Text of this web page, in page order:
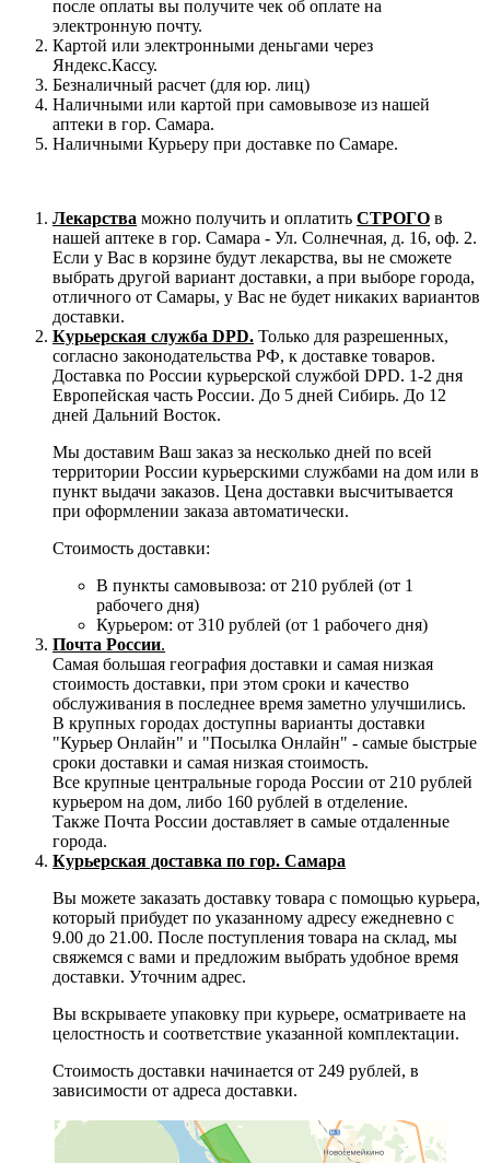
после оплаты вы получите чек об оплате на
электронную почту.
Картой или электронными деньгами через
Яндекс.Кассу.
Безналичный расчет (для юр. лиц)
Наличными или картой при самовывозе из нашей
аптеки в гор. Самара.
Наличными Курьеру при доставке по Самаре.
Лекарства можно получить и оплатить СТРОГО в
нашей аптеке в гор. Самара - Ул. Солнечная, д. 16, оф. 2.
Если у Вас в корзине будут лекарства, вы не сможете
выбрать другой вариант доставки, а при выборе города,
отличного от Самары, у Вас не будет никаких вариантов
доставки.
Курьерская служба DPD. Только для разрешенных,
согласно законодательства РФ, к доставке товаров.
Доставка по России курьерской службой DPD. 1-2 дня
Европейская часть России. До 5 дней Сибирь. До 12
дней Дальний Восток.
Мы доставим Ваш заказ за несколько дней по всей
территории России курьерскими службами на дом или в
пункт выдачи заказов. Цена доставки высчитывается
при оформлении заказа автоматически.
Стоимость доставки:
В пункты самовывоза: от 210 рублей (от 1
рабочего дня)
Курьером: от 310 рублей (от 1 рабочего дня)
Почта России.
Самая большая география доставки и самая низкая
стоимость доставки, при этом сроки и качество
обслуживания в последнее время заметно улучшились.
В крупных городах доступны варианты доставки
"Курьер Онлайн" и "Посылка Онлайн" - самые быстрые
сроки доставки и самая низкая стоимость.
Все крупные центральные города России от 210 рублей
курьером на дом, либо 160 рублей в отделение.
Также Почта России доставляет в самые отдаленные
города.
Курьерская доставка по гор. Самара
Вы можете заказать доставку товара с помощью курьера,
который прибудет по указанному адресу ежедневно с
9.00 до 21.00. После поступления товара на склад, мы
свяжемся с вами и предложим выбрать удобное время
доставки. Уточним адрес.
Вы вскрываете упаковку при курьере, осматриваете на
целостность и соответствие указанной комплектации.
Стоимость доставки начинается от 249 рублей, в
зависимости от адреса доставки.